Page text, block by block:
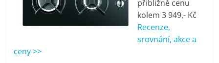
kávovary,
bazény
přibližně cenu
kolem 3 949,- Kč
Recenze,
srovnání, akce a
ceny >>